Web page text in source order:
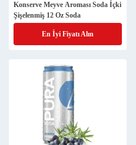
Konserve Meyve Aroması Soda İçki
Şişelenmiş 12 Oz Soda
En İyi Fiyatı Alın